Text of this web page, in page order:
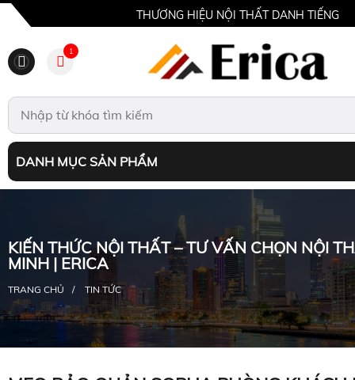
THƯƠNG HIỆU NỘI THẤT DANH TIẾNG
1
DANH MỤC SẢN PHẨM
KIẾN THỨC NỘI THẤT – TƯ VẤN CHỌN NỘI
MINH | ERICA
TRANG CHỦ TIN TỨC